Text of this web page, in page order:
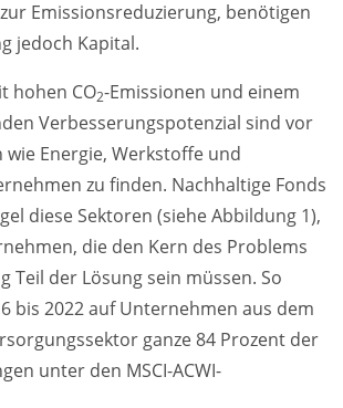
Emissionsreduzierung, benötigen
jedoch Kapital.
hohen CO2-Emissionen und einem
Verbesserungspotenzial sind vor
Energie, Werkstoffe und
zu finden. Nachhaltige Fonds
diese Sektoren (siehe Abbildung 1),
die den Kern des Problems
Teil der Lösung sein müssen. So
bis 2022 auf Unternehmen aus dem
ganze 84 Prozent der
unter den MSCI-ACWI-